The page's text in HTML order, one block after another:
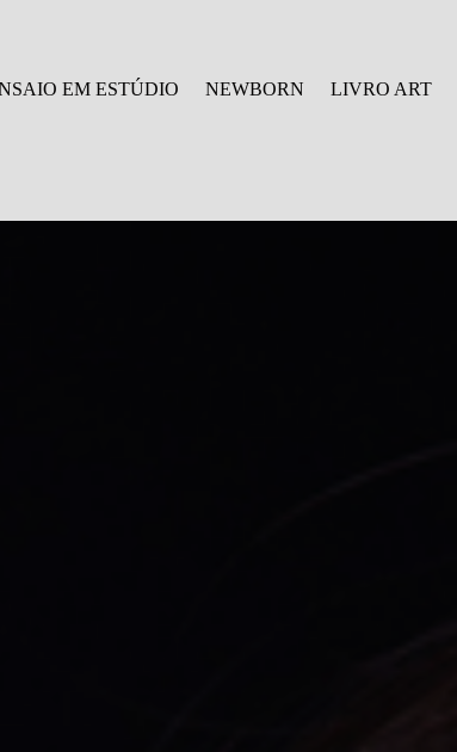
EM ESTÚDIO NEWBORN LIVRO ART